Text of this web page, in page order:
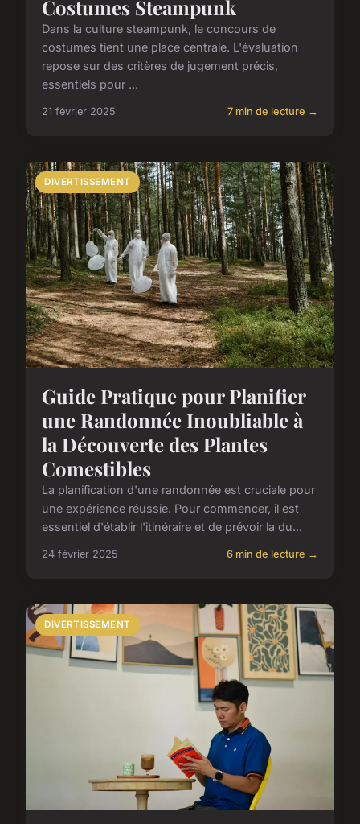
Costumes Steampunk
Dans la culture steampunk, le concours de
costumes tient une place centrale. L'évaluation
repose sur des critères de jugement précis,
essentiels pour ...
21 février 2025 7 min de lecture →
DIVERTISSEMENT
Guide Pratique pour Planifier
une Randonnée Inoubliable à
la Découverte des Plantes
Comestibles
La planification d'une randonnée est cruciale pour
une expérience réussie. Pour commencer, il est
essentiel d'établir l'itinéraire et de prévoir la du...
24 février 2025 6 min de lecture →
DIVERTISSEMENT